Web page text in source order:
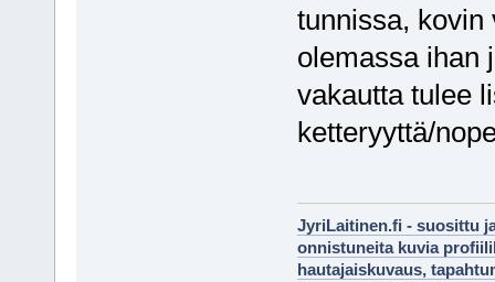
tunnissa,
olemassa ihan
vakautta tulee
ketteryyttä/
JyriLaitinen.fi - suosittu
onnistuneita kuvia
hautajaiskuvaus,